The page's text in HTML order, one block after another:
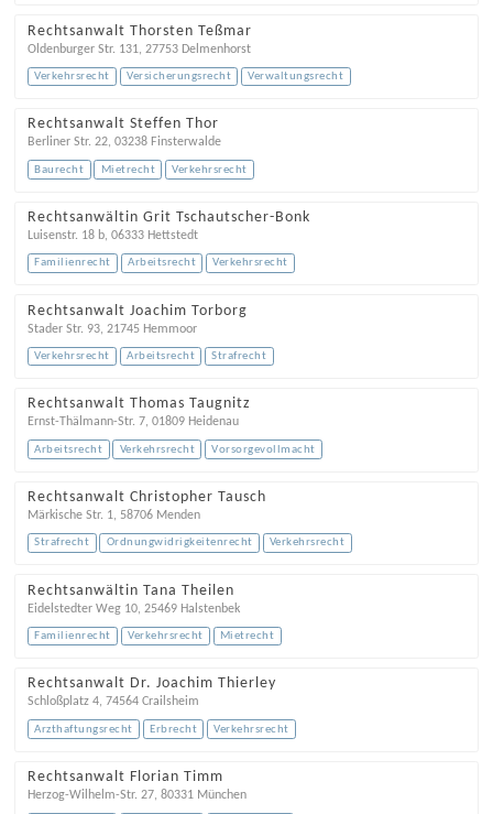
Rechtsanwalt Thorsten Teßmar
Oldenburger Str. 131, 27753 Delmenhorst
Verkehrsrecht Versicherungsrecht Verwaltungsrecht
Rechtsanwalt Steffen Thor
Berliner Str. 22, 03238 Finsterwalde
Baurecht Mietrecht Verkehrsrecht
Rechtsanwältin Grit Tschautscher-Bonk
Luisenstr. 18 b, 06333 Hettstedt
Familienrecht Arbeitsrecht Verkehrsrecht
Rechtsanwalt Joachim Torborg
Stader Str. 93, 21745 Hemmoor
Verkehrsrecht Arbeitsrecht Strafrecht
Rechtsanwalt Thomas Taugnitz
Ernst-Thälmann-Str. 7, 01809 Heidenau
Arbeitsrecht Verkehrsrecht Vorsorgevollmacht
Rechtsanwalt Christopher Tausch
Märkische Str. 1, 58706 Menden
Strafrecht Ordnungwidrigkeitenrecht Verkehrsrecht
Rechtsanwältin Tana Theilen
Eidelstedter Weg 10, 25469 Halstenbek
Familienrecht Verkehrsrecht Mietrecht
Rechtsanwalt Dr. Joachim Thierley
Schloßplatz 4, 74564 Crailsheim
Arzthaftungsrecht Erbrecht Verkehrsrecht
Rechtsanwalt Florian Timm
Herzog-Wilhelm-Str. 27, 80331 München